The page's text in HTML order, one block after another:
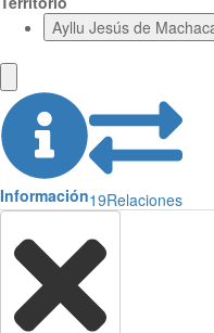
Ayllu Jesús de
Información19Relaciones